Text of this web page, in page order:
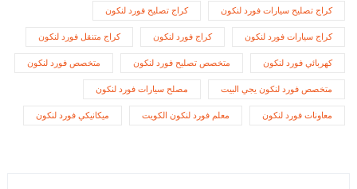
كراج تصليح سيارات فورد لنكون كراج تصليح فورد لنكون
كراج سيارات فورد لنكون كراج فورد لنكون كراج متنقل فورد لنكون
كهربائي فورد لنكون متخصص تصليح فورد لنكون متخصص فورد لنكون
متخصص فورد لنكون يجي البيت مصلح سيارات فورد لنكون
معاونات فورد لنكون معلم فورد لنكون الكويت ميكانيكي فورد لنكون